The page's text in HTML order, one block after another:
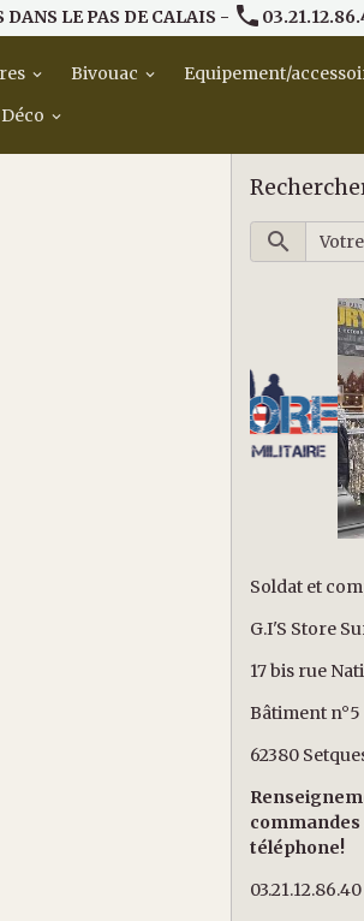
DANS LE PAS DE CALAIS -
Bivouac
Equipement/
Soldat et
G.I'S Store
17 bis rue
Bâtiment n°5
62380
téléphone!
03.21.12.86.40